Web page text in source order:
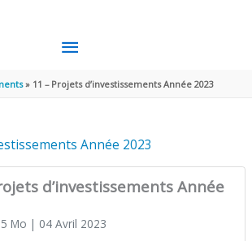
MENU
PRINCIPAL
11 – Projets d’investissements Année 2023
Année 2023
d’investissements Année
Mo | 04 Avril 2023